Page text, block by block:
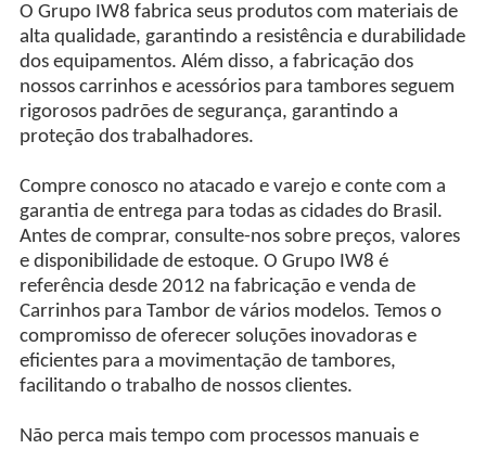
O Grupo IW8 fabrica seus produtos com materiais de
alta qualidade, garantindo a resistência e durabilidade
dos equipamentos. Além disso, a fabricação dos
nossos carrinhos e acessórios para tambores seguem
rigorosos padrões de segurança, garantindo a
proteção dos trabalhadores.
Compre conosco no atacado e varejo e conte com a
garantia de entrega para todas as cidades do Brasil.
Antes de comprar, consulte-nos sobre preços, valores
e disponibilidade de estoque. O Grupo IW8 é
referência desde 2012 na fabricação e venda de
Carrinhos para Tambor de vários modelos. Temos o
compromisso de oferecer soluções inovadoras e
eficientes para a movimentação de tambores,
facilitando o trabalho de nossos clientes.
Não perca mais tempo com processos manuais e